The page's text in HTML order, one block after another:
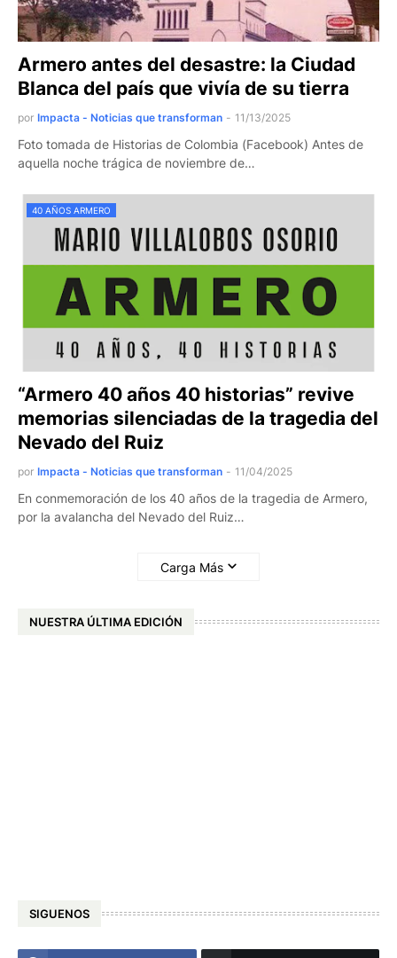
Armero antes del desastre: la Ciudad
Blanca del país que vivía de su tierra
por Impacta - Noticias que transforman - 11/13/2025
Foto tomada de Historias de Colombia (Facebook) Antes de
aquella noche trágica de noviembre de…
40 AÑOS ARMERO
“Armero 40 años 40 historias” revive
memorias silenciadas de la tragedia del
Nevado del Ruiz
por Impacta - Noticias que transforman - 11/04/2025
En conmemoración de los 40 años de la tragedia de Armero,
por la avalancha del Nevado del Ruiz…
Carga Más
NUESTRA ÚLTIMA EDICIÓN
SIGUENOS